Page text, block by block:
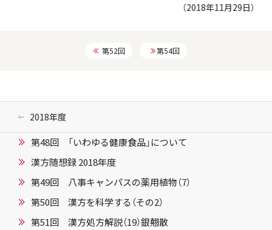
（2018年11月29日）
第52回 第54回
2018年度
第48回 「いわゆる健康食品」について
漢方随想録 2018年度
第49回 八事キャンパスの薬用植物（7）
第50回 漢方を科学する（その2）
第51回 漢方処方解説（19）銀翹散